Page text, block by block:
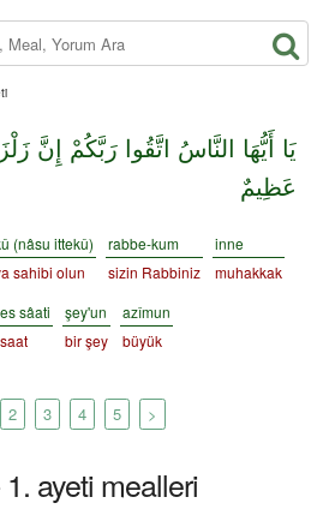
يَا أَيُّهَا النَّاسُ اتَّقُوا رَبَّكُمْ إِنَّ
عَظِيمٌ
(nâsu ittekû)
sahibi olun
rabbe-kum
sizin Rabbiniz
inne
muhakkak
es sâati
saat
şey'un
bir şey
azîmun
büyük
2 3 4 5 >
ayeti mealleri